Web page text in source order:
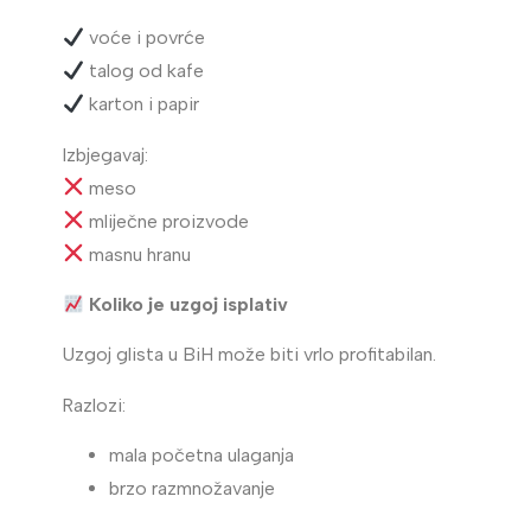
voće i povrće
talog od kafe
karton i papir
Izbjegavaj:
meso
mliječne proizvode
masnu hranu
Koliko je uzgoj isplativ
Uzgoj glista u BiH može biti vrlo profitabilan.
Razlozi:
mala početna ulaganja
brzo razmnožavanje